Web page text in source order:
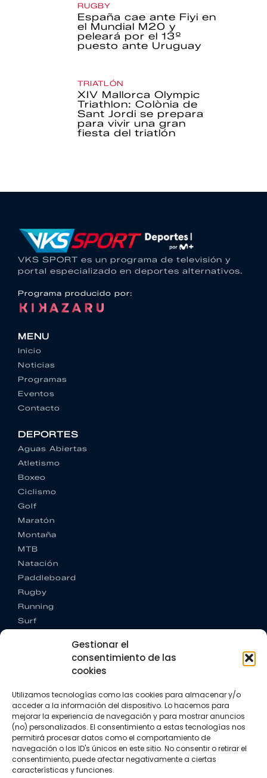
Gestionar el
consentimiento de las
cookies
Utilizamos tecnologías como las cookies para almacenar y/o
acceder a la información del dispositivo. Lo hacemos para
mejorar la experiencia de navegación y para mostrar anuncios
(no) personalizados. El consentimiento a estas tecnologías nos
permitirá procesar datos como el comportamiento de
navegación o los ID's únicos en este sitio. No consentir o retirar el
consentimiento, puede afectar negativamente a ciertas
características y funciones.
RUGBY
España cae ante Fiyi en
el Mundial M20 y
peleará por el 13º
puesto ante Uruguay
TRIATLÓN
XIV Mallorca Olympic
Triathlon: Colònia de
Sant Jordi se prepara
para vivir una gran
fiesta del triatlón
VKS SPORT es un programa de televisión y
portal especializado en deportes alternativos.
Programa producido por:
MENU
Inicio
Noticias
Programas
Eventos
Contacto
DEPORTES
Aguas Abiertas
Atletismo
Boxeo
Ciclismo
Golf
Maratón
Montaña
MTB
Natación
Paddleboard
Rugby
Running
Surf
CONTACTO
+34 662 342 177
info@vkssport.com
SÍGUENOS